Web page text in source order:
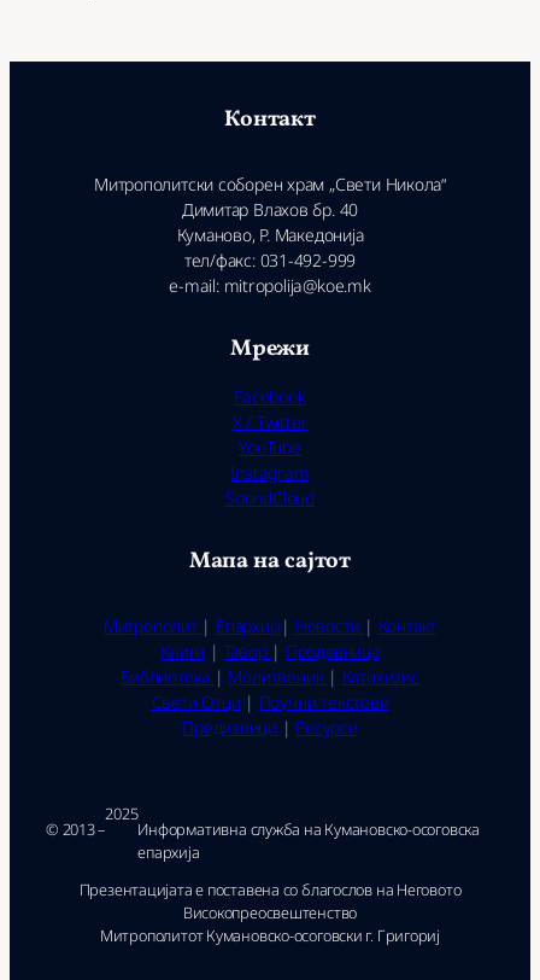
Контакт
Митрополитски соборен храм „Свети Никола“
Димитар Влахов бр. 40
Куманово, Р. Македонија
тел/факс: 031-492-999
e-mail: mitropolija@koe.mk
Мрежи
Facebook
X / Twitter
YouTube
Instagram
SoundCloud
Мапа на сајтот
Митрополит | Епархија| Новости | Контакт
Книги | Тавор | Продавница
Библиотека | Молитвеник | Катихизис
Свети Отци| Поучни текстови
Предизвици | Ресурси
© 2013 –
2025
Ин­фор­ма­тив­на служ­ба на Ку­ма­нов­ско-осо­гов­ска
епар­хи­ја
Презентацијата е поставена со благослов на Неговото
Високопреосвештенство
Митрополитот Кумановско-осоговски г. Григориј